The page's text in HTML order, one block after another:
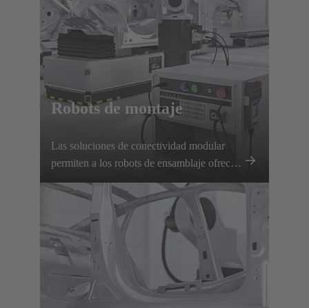
Robots de montaje
Las soluciones de conectividad modular
permiten a los robots de ensamblaje ofrecer
un rendimiento preciso y flexible con
cambios rápidos de herramienta y una
transmisión fiable de energía y señales.